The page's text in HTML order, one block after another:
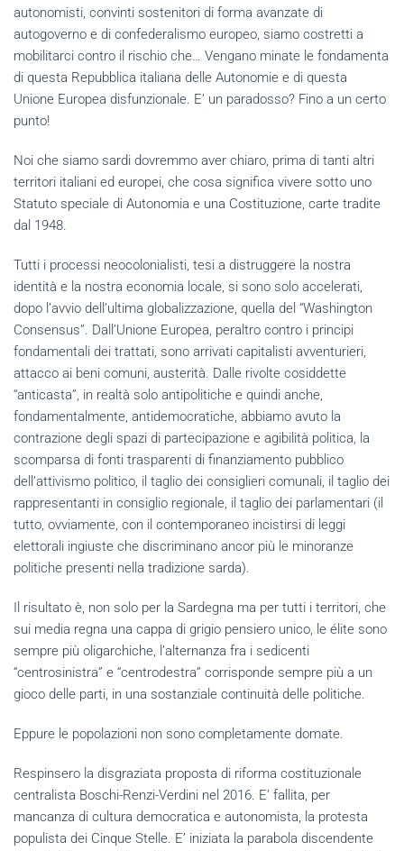
autonomisti, convinti sostenitori di forma avanzate di
autogoverno e di confederalismo europeo, siamo costretti a
mobilitarci contro il rischio che… Vengano minate le fondamenta
di questa Repubblica italiana delle Autonomie e di questa
Unione Europea disfunzionale. E’ un paradosso? Fino a un certo
punto!
Noi che siamo sardi dovremmo aver chiaro, prima di tanti altri
territori italiani ed europei, che cosa significa vivere sotto uno
Statuto speciale di Autonomia e una Costituzione, carte tradite
dal 1948.
Tutti i processi neocolonialisti, tesi a distruggere la nostra
identità e la nostra economia locale, si sono solo accelerati,
dopo l’avvio dell’ultima globalizzazione, quella del “Washington
Consensus”. Dall’Unione Europea, peraltro contro i principi
fondamentali dei trattati, sono arrivati capitalisti avventurieri,
attacco ai beni comuni, austerità. Dalle rivolte cosiddette
“anticasta”, in realtà solo antipolitiche e quindi anche,
fondamentalmente, antidemocratiche, abbiamo avuto la
contrazione degli spazi di partecipazione e agibilità politica, la
scomparsa di fonti trasparenti di finanziamento pubblico
dell’attivismo politico, il taglio dei consiglieri comunali, il taglio dei
rappresentanti in consiglio regionale, il taglio dei parlamentari (il
tutto, ovviamente, con il contemporaneo incistirsi di leggi
elettorali ingiuste che discriminano ancor più le minoranze
politiche presenti nella tradizione sarda).
Il risultato è, non solo per la Sardegna ma per tutti i territori, che
sui media regna una cappa di grigio pensiero unico, le élite sono
sempre più oligarchiche, l’alternanza fra i sedicenti
“centrosinistra” e “centrodestra” corrisponde sempre più a un
gioco delle parti, in una sostanziale continuità delle politiche.
Eppure le popolazioni non sono completamente domate.
Respinsero la disgraziata proposta di riforma costituzionale
centralista Boschi-Renzi-Verdini nel 2016. E’ fallita, per
mancanza di cultura democratica e autonomista, la protesta
populista dei Cinque Stelle. E’ iniziata la parabola discendente